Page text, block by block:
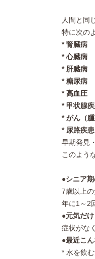
人間と同
特に次の
* 腎臓病
* 心臓病
* 肝臓病
* 糖尿病
* 高血圧
* 甲状腺
* がん（腫
* 尿路疾患
早期発見
このよう
●シニア
7歳以上
年に1～2
●元気だ
症状がな
●最近こ
* 水を飲